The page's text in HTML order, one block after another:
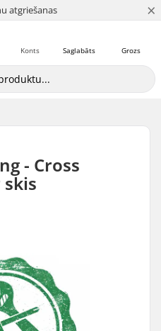
atgriešanas
no 5 ×
Grozs
Saglabāts
Konts
- Cross